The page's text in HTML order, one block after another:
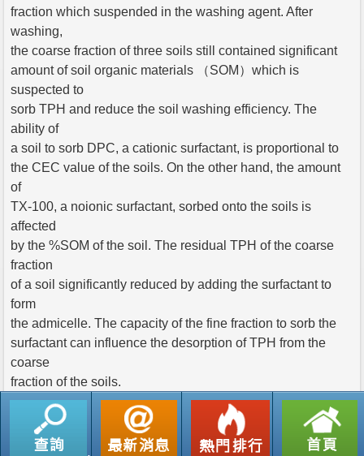
fraction which suspended in the washing agent. After
washing,
the coarse fraction of three soils still contained significant
amount of soil organic materials （SOM）which is
suspected to
sorb TPH and reduce the soil washing efficiency. The
ability of
a soil to sorb DPC, a cationic surfactant, is proportional to
the CEC value of the soils. On the other hand, the amount
of
TX-100, a noionic surfactant, sorbed onto the soils is
affected
by the %SOM of the soil. The residual TPH of the coarse
fraction
of a soil significantly reduced by adding the surfactant to
form
the admicelle. The capacity of the fine fraction to sorb the
surfactant can influence the desorption of TPH from the
coarse
fraction of the soils.
返回列表